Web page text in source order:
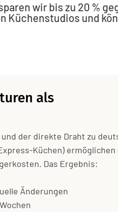
wir bis zu 20 %
Küchenstudios und
als
der direkte Draht zu
Küchen) ermöglichen
Das Ergebnis:
Änderungen